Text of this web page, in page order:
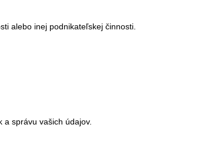
alebo inej podnikateľskej činnosti.
správu vašich údajov.